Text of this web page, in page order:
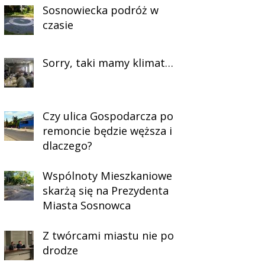
Sosnowiecka podróż w
czasie
Sorry, taki mamy klimat…
Czy ulica Gospodarcza po
remoncie będzie węższa i
dlaczego?
Wspólnoty Mieszkaniowe
skarżą się na Prezydenta
Miasta Sosnowca
Z twórcami miastu nie po
drodze